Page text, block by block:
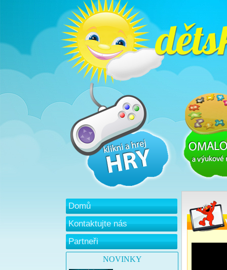
Domů
Kontaktujte nás
Partneři
NOVINKY